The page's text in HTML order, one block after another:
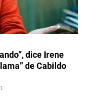
dice Irene
de Cabildo